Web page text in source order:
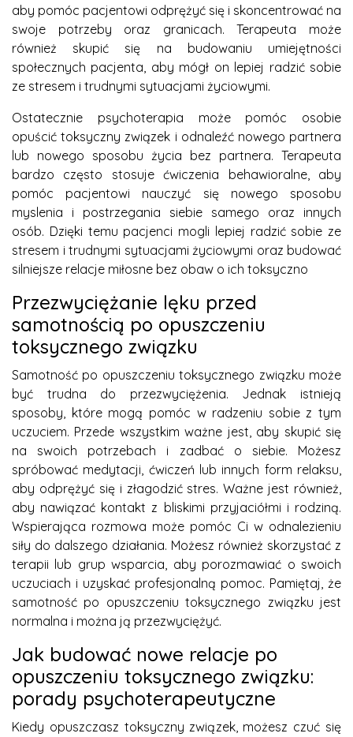
aby pomóc pacjentowi odprężyć się i skoncentrować na
swoje potrzeby oraz granicach. Terapeuta może
również skupić się na budowaniu umiejętności
społecznych pacjenta, aby mógł on lepiej radzić sobie
ze stresem i trudnymi sytuacjami życiowymi.
Ostatecznie psychoterapia może pomóc osobie
opuścić toksyczny związek i odnaleźć nowego partnera
lub nowego sposobu życia bez partnera. Terapeuta
bardzo często stosuje ćwiczenia behawioralne, aby
pomóc pacjentowi nauczyć się nowego sposobu
myslenia i postrzegania siebie samego oraz innych
osób. Dzięki temu pacjenci mogli lepiej radzić sobie ze
stresem i trudnymi sytuacjami życiowymi oraz budować
silniejsze relacje miłosne bez obaw o ich toksyczno
Przezwyciężanie lęku przed
samotnością po opuszczeniu
toksycznego związku
Samotność po opuszczeniu toksycznego związku może
być trudna do przezwyciężenia. Jednak istnieją
sposoby, które mogą pomóc w radzeniu sobie z tym
uczuciem. Przede wszystkim ważne jest, aby skupić się
na swoich potrzebach i zadbać o siebie. Możesz
spróbować medytacji, ćwiczeń lub innych form relaksu,
aby odprężyć się i złagodzić stres. Ważne jest również,
aby nawiązać kontakt z bliskimi przyjaciółmi i rodziną.
Wspierająca rozmowa może pomóc Ci w odnalezieniu
siły do dalszego działania. Możesz również skorzystać z
terapii lub grup wsparcia, aby porozmawiać o swoich
uczuciach i uzyskać profesjonalną pomoc. Pamiętaj, że
samotność po opuszczeniu toksycznego związku jest
normalna i można ją przezwyciężyć.
Jak budować nowe relacje po
opuszczeniu toksycznego związku:
porady psychoterapeutyczne
Kiedy opuszczasz toksyczny związek, możesz czuć się